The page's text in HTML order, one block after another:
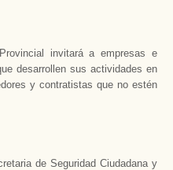
invitará a empresas e
desarrollen sus actividades en
y contratistas que no estén
de Seguridad Ciudadana y